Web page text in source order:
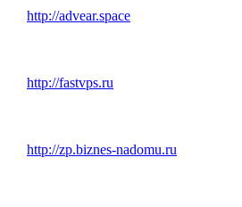
http://advear.space
http://fastvps.ru
http://zp.biznes-nadomu.ru